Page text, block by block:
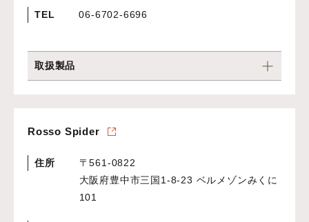
TEL 06-6702-6696
取扱製品
Rosso Spider
住所
〒561-0822
大阪府豊中市三国1-8-23 ベルメゾンみくに
101